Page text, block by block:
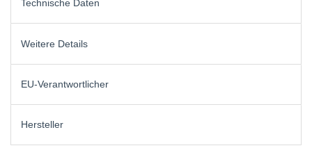
Technische Daten
Weitere Details
EU-Verantwortlicher
Hersteller